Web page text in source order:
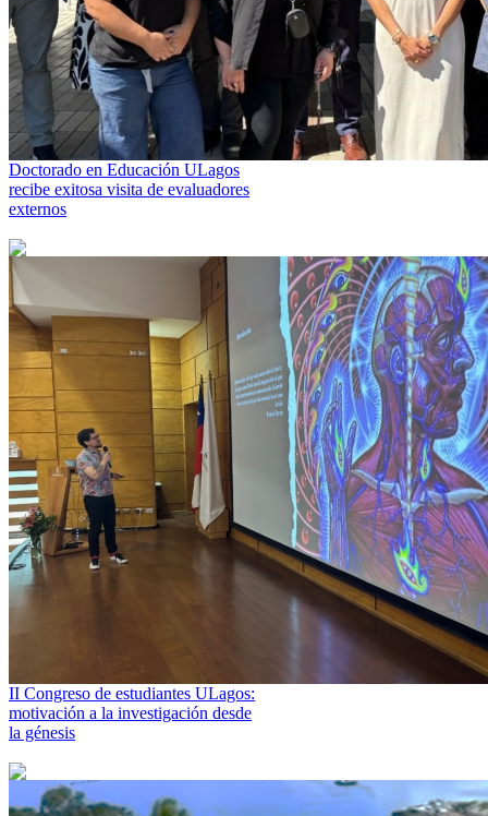
Doctorado en Educación ULagos
recibe exitosa visita de evaluadores
externos
II Congreso de estudiantes ULagos:
motivación a la investigación desde
la génesis